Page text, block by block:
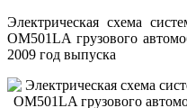
Электрическая схема
OM501LA грузового
2009 год выпуска